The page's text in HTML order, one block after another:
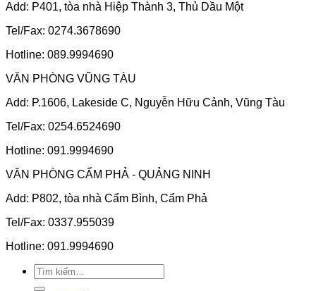
Add: P401, tòa nhà Hiệp Thành 3, Thủ Dầu Một
Tel/Fax: 0274.3678690
Hotline: 089.9994690
VĂN PHÒNG VŨNG TÀU
Add: P.1606, Lakeside C, Nguyễn Hữu Cảnh, Vũng Tàu
Tel/Fax: 0254.6524690
Hotline: 091.9994690
VĂN PHÒNG CẨM PHẢ - QUẢNG NINH
Add: P802, tòa nhà Cẩm Bình, Cẩm Phả
Tel/Fax: 0337.955039
Hotline: 091.9994690
Tìm
kiếm: